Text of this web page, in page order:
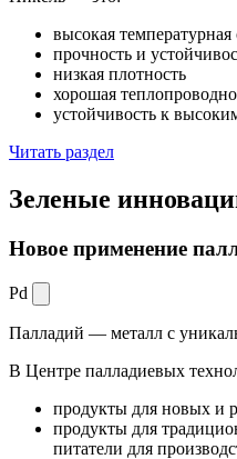
высокая температурная
прочность и
низкая плотность
хорошая
устойчивость к
Читать раздел
Зеленые
Новое применение
Pd
Палладий — металл с
В Центре палладиевых
продукты для новых и
продукты для
питатели для